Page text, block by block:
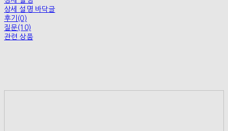
상세 설명 바닥글
후기(0)
질문(10)
관련 상품